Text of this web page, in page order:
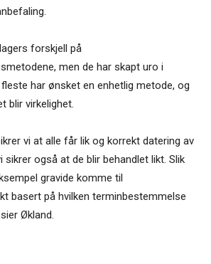
forskjell på
men de har skapt uro i
har ønsket en enhetlig metode, og
blir virkelighet.
vi at alle får lik og korrekt datering av
sikrer også at de blir behandlet likt. Slik
gravide komme til
basert på hvilken terminbestemmelse
Økland.